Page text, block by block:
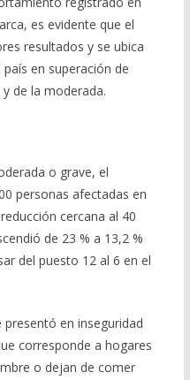
es evidente que el
resultados y se ubica
en superación de
de la moderada.
o grave, el
personas afectadas en
cercana al 40
de 23 % a 13,2 %
del puesto 12 al 6 en el
presentó en inseguridad
corresponde a hogares
o dejan de comer